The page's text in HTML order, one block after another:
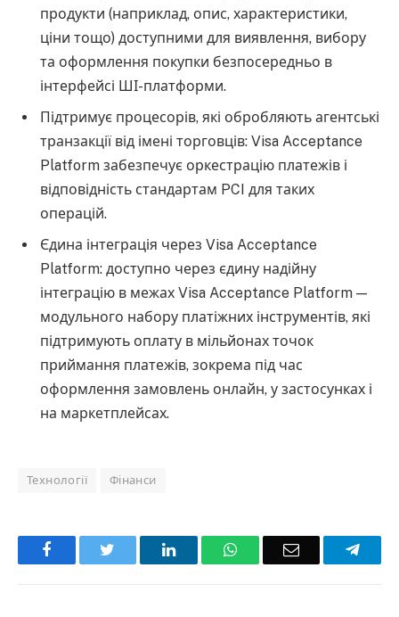
продукти (наприклад, опис, характеристики,
ціни тощо) доступними для виявлення, вибору
та оформлення покупки безпосередньо в
інтерфейсі ШІ-платформи.
Підтримує процесорів, які обробляють агентські
транзакції від імені торговців: Visa Acceptance
Platform забезпечує оркестрацію платежів і
відповідність стандартам PCI для таких
операцій.
Єдина інтеграція через Visa Acceptance
Platform: доступно через єдину надійну
інтеграцію в межах Visa Acceptance Platform —
модульного набору платіжних інструментів, які
підтримують оплату в мільйонах точок
приймання платежів, зокрема під час
оформлення замовлень онлайн, у застосунках і
на маркетплейсах.
Технології Фінанси
Facebook LinkedInWhatsAppEmail